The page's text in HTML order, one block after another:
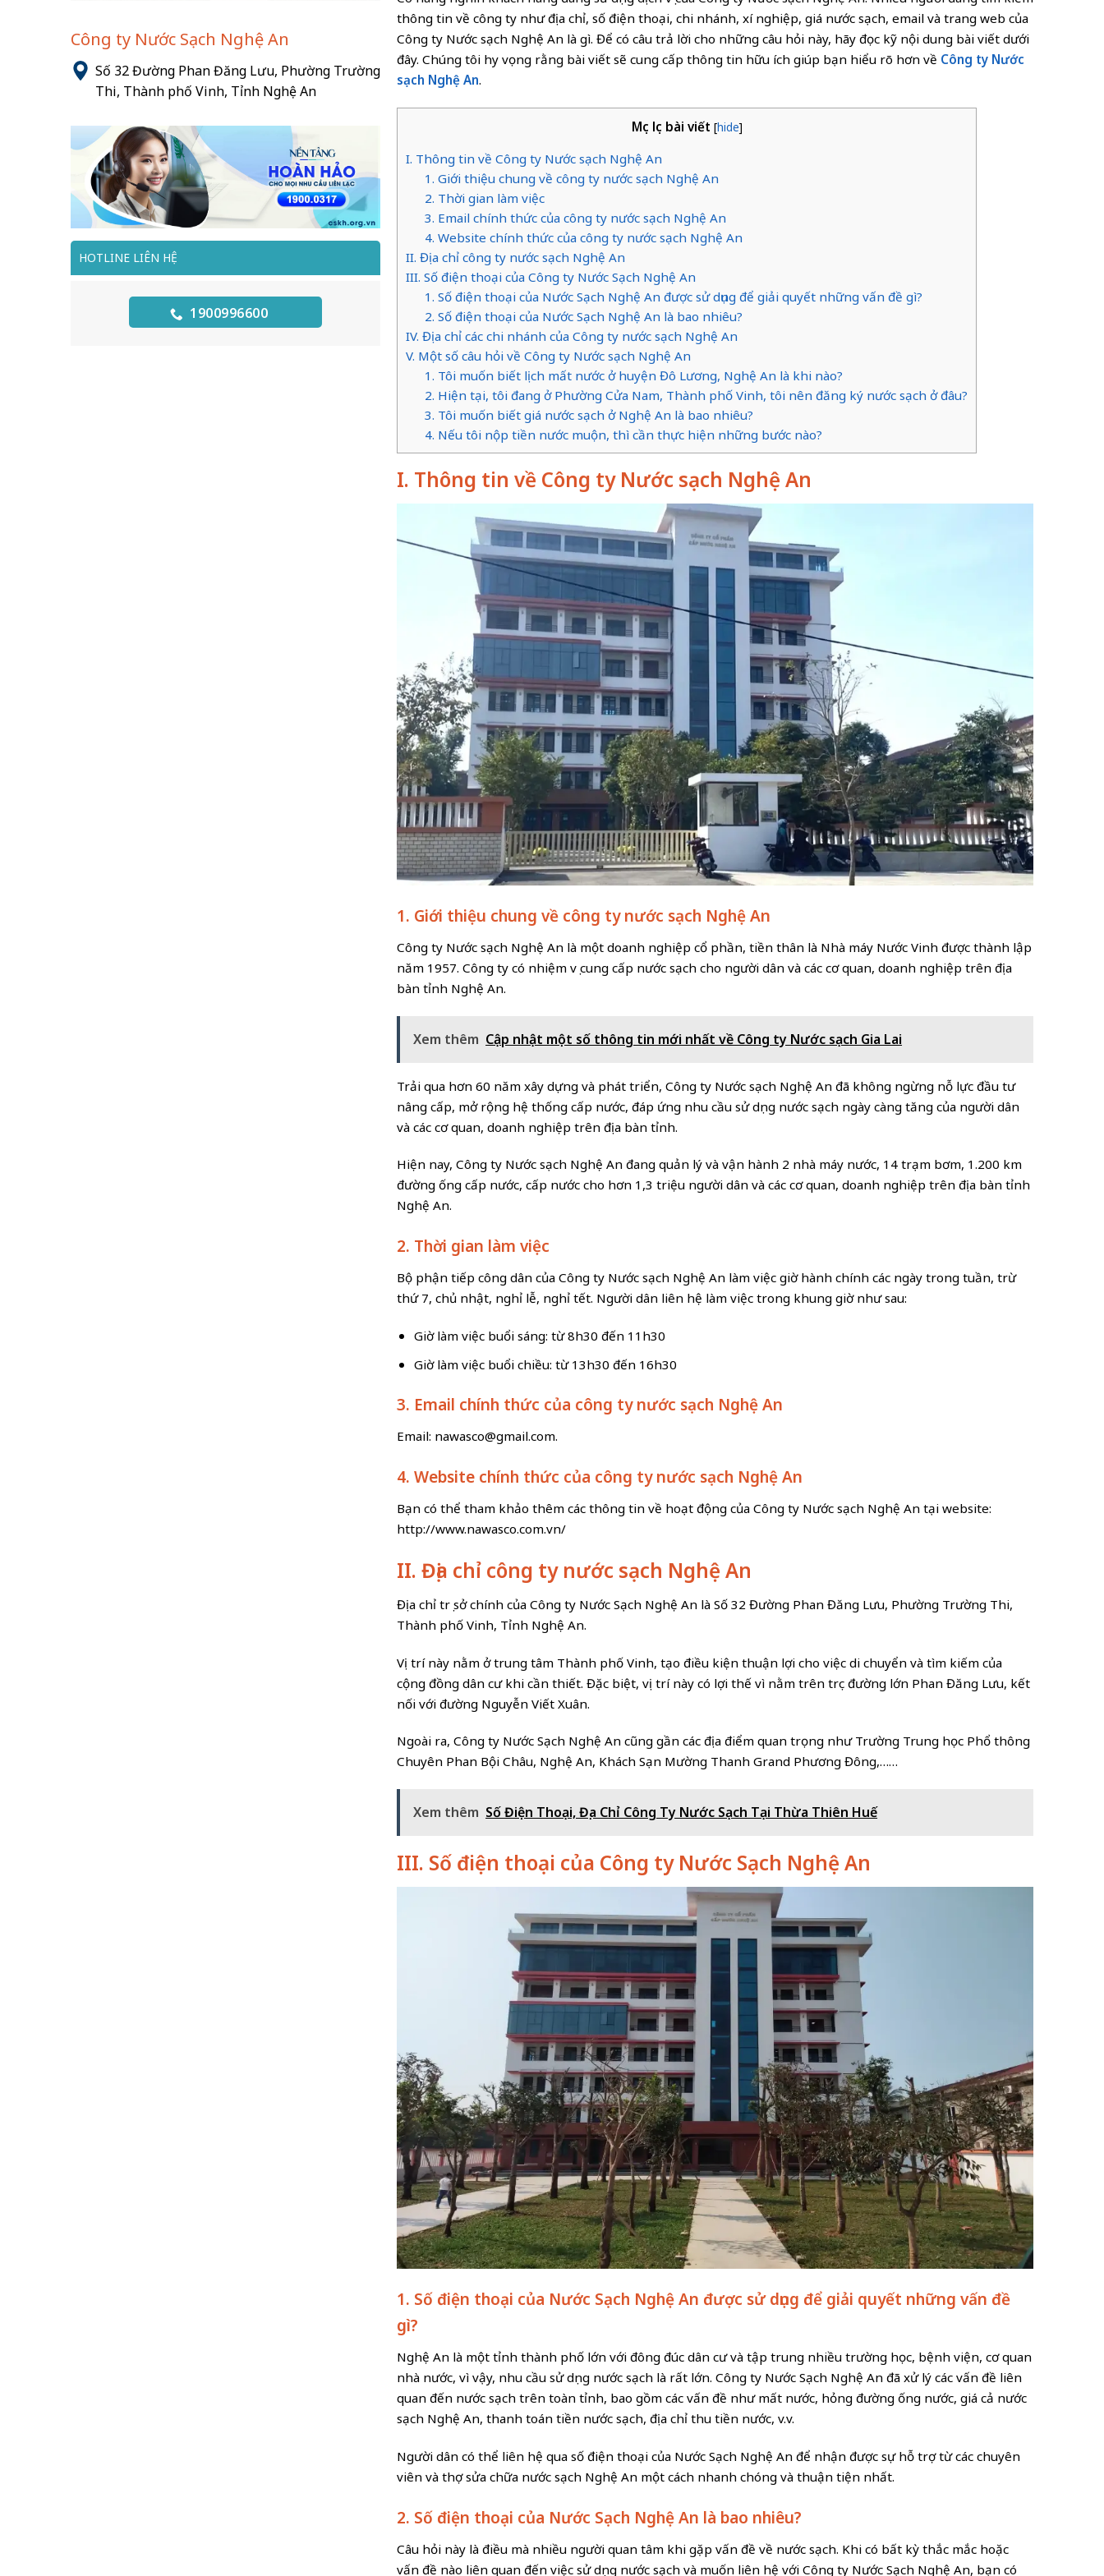
Công ty Nước Sạch Nghệ An
Số 32 Đường Phan Đăng Lưu, Phường Trường
Thi, Thành phố Vinh, Tỉnh Nghệ An
HOTLINE LIÊN HỆ
1900996600
thông tin về công ty như địa chỉ, số điện thoại, chi nhánh, xí nghiệp, giá nước sạch, email và trang web của
Công ty Nước sạch Nghệ An là gì. Để có câu trả lời cho những câu hỏi này, hãy đọc kỹ nội dung bài viết dưới
đây. Chúng tôi hy vọng rằng bài viết sẽ cung cấp thông tin hữu ích giúp bạn hiểu rõ hơn về Công ty Nước
sạch Nghệ An.
Mục lục bài viết [hide]
I. Thông tin về Công ty Nước sạch Nghệ An
1. Giới thiệu chung về công ty nước sạch Nghệ An
2. Thời gian làm việc
3. Email chính thức của công ty nước sạch Nghệ An
4. Website chính thức của công ty nước sạch Nghệ An
II. Địa chỉ công ty nước sạch Nghệ An
III. Số điện thoại của Công ty Nước Sạch Nghệ An
1. Số điện thoại của Nước Sạch Nghệ An được sử dụng để giải quyết những vấn đề gì?
2. Số điện thoại của Nước Sạch Nghệ An là bao nhiêu?
IV. Địa chỉ các chi nhánh của Công ty nước sạch Nghệ An
V. Một số câu hỏi về Công ty Nước sạch Nghệ An
1. Tôi muốn biết lịch mất nước ở huyện Đô Lương, Nghệ An là khi nào?
2. Hiện tại, tôi đang ở Phường Cửa Nam, Thành phố Vinh, tôi nên đăng ký nước sạch ở đâu?
3. Tôi muốn biết giá nước sạch ở Nghệ An là bao nhiêu?
4. Nếu tôi nộp tiền nước muộn, thì cần thực hiện những bước nào?
I. Thông tin về Công ty Nước sạch Nghệ An
1. Giới thiệu chung về công ty nước sạch Nghệ An
Công ty Nước sạch Nghệ An là một doanh nghiệp cổ phần, tiền thân là Nhà máy Nước Vinh được thành lập
năm 1957. Công ty có nhiệm vụ cung cấp nước sạch cho người dân và các cơ quan, doanh nghiệp trên địa
bàn tỉnh Nghệ An.
Xem thêm Cập nhật một số thông tin mới nhất về Công ty Nước sạch Gia Lai
Trải qua hơn 60 năm xây dựng và phát triển, Công ty Nước sạch Nghệ An đã không ngừng nỗ lực đầu tư
nâng cấp, mở rộng hệ thống cấp nước, đáp ứng nhu cầu sử dụng nước sạch ngày càng tăng của người dân
và các cơ quan, doanh nghiệp trên địa bàn tỉnh.
Hiện nay, Công ty Nước sạch Nghệ An đang quản lý và vận hành 2 nhà máy nước, 14 trạm bơm, 1.200 km
đường ống cấp nước, cấp nước cho hơn 1,3 triệu người dân và các cơ quan, doanh nghiệp trên địa bàn tỉnh
Nghệ An.
2. Thời gian làm việc
Bộ phận tiếp công dân của Công ty Nước sạch Nghệ An làm việc giờ hành chính các ngày trong tuần, trừ
thứ 7, chủ nhật, nghỉ lễ, nghỉ tết. Người dân liên hệ làm việc trong khung giờ như sau:
Giờ làm việc buổi sáng: từ 8h30 đến 11h30
Giờ làm việc buổi chiều: từ 13h30 đến 16h30
3. Email chính thức của công ty nước sạch Nghệ An
Email: nawasco@gmail.com.
4. Website chính thức của công ty nước sạch Nghệ An
Bạn có thể tham khảo thêm các thông tin về hoạt động của Công ty Nước sạch Nghệ An tại website:
http://www.nawasco.com.vn/
II. Địa chỉ công ty nước sạch Nghệ An
Địa chỉ trụ sở chính của Công ty Nước Sạch Nghệ An là Số 32 Đường Phan Đăng Lưu, Phường Trường Thi,
Thành phố Vinh, Tỉnh Nghệ An.
Vị trí này nằm ở trung tâm Thành phố Vinh, tạo điều kiện thuận lợi cho việc di chuyển và tìm kiếm của
cộng đồng dân cư khi cần thiết. Đặc biệt, vị trí này có lợi thế vì nằm trên trục đường lớn Phan Đăng Lưu, kết
nối với đường Nguyễn Viết Xuân.
Ngoài ra, Công ty Nước Sạch Nghệ An cũng gần các địa điểm quan trọng như Trường Trung học Phổ thông
Chuyên Phan Bội Châu, Nghệ An, Khách Sạn Mường Thanh Grand Phương Đông,……
Xem thêm Số Điện Thoại, Địa Chỉ Công Ty Nước Sạch Tại Thừa Thiên Huế
III. Số điện thoại của Công ty Nước Sạch Nghệ An
1. Số điện thoại của Nước Sạch Nghệ An được sử dụng để giải quyết những vấn đề
gì?
Nghệ An là một tỉnh thành phố lớn với đông đúc dân cư và tập trung nhiều trường học, bệnh viện, cơ quan
nhà nước, vì vậy, nhu cầu sử dụng nước sạch là rất lớn. Công ty Nước Sạch Nghệ An đã xử lý các vấn đề liên
quan đến nước sạch trên toàn tỉnh, bao gồm các vấn đề như mất nước, hỏng đường ống nước, giá cả nước
sạch Nghệ An, thanh toán tiền nước sạch, địa chỉ thu tiền nước, v.v.
Người dân có thể liên hệ qua số điện thoại của Nước Sạch Nghệ An để nhận được sự hỗ trợ từ các chuyên
viên và thợ sửa chữa nước sạch Nghệ An một cách nhanh chóng và thuận tiện nhất.
2. Số điện thoại của Nước Sạch Nghệ An là bao nhiêu?
Câu hỏi này là điều mà nhiều người quan tâm khi gặp vấn đề về nước sạch. Khi có bất kỳ thắc mắc hoặc
vấn đề nào liên quan đến việc sử dụng nước sạch và muốn liên hệ với Công ty Nước Sạch Nghệ An, bạn có